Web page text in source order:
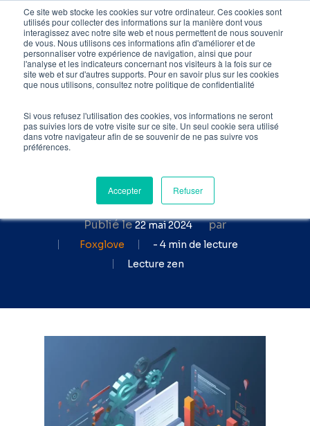
Ce site web stocke les cookies sur votre ordinateur. Ces cookies sont
utilisés pour collecter des informations sur la manière dont vous
interagissez avec notre site web et nous permettent de nous souvenir
de vous. Nous utilisons ces informations afin d'améliorer et de
personnaliser votre expérience de navigation, ainsi que pour
l'analyse et les indicateurs concernant nos visiteurs à la fois sur ce
site web et sur d'autres supports. Pour en savoir plus sur les cookies
que nous utilisons, consultez notre politique de confidentialité
Si vous refusez l'utilisation des cookies, vos informations ne seront
pas suivies lors de votre visite sur ce site. Un seul cookie sera utilisé
dans votre navigateur afin de se souvenir de ne pas suivre vos
préférences.
Accepter Refuser
main
content
Accueil» Veille SEO» BERT,
l’algorithme de Google
BERT, nouvelle mise à jour
est déployée en France
Publié le22 mai 2024 par
Foxglove
- 4 min de lecture
Lecture zen